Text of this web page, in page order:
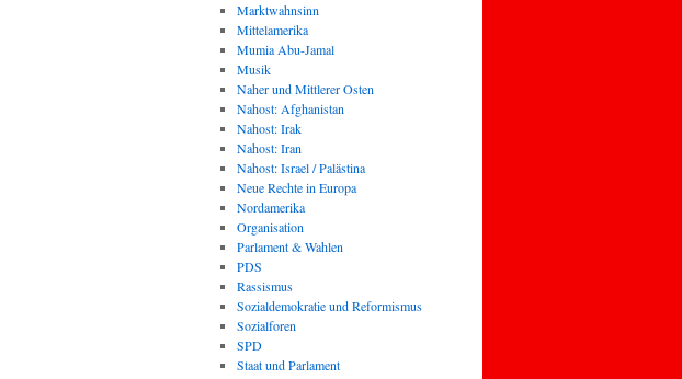
Marktwahnsinn
Mittelamerika
Mumia Abu-Jamal
Musik
Naher und Mittlerer Osten
Nahost: Afghanistan
Nahost: Irak
Nahost: Iran
Nahost: Israel / Palästina
Neue Rechte in Europa
Nordamerika
Organisation
Parlament & Wahlen
PDS
Rassismus
Sozialdemokratie und Reformismus
Sozialforen
SPD
Staat und Parlament